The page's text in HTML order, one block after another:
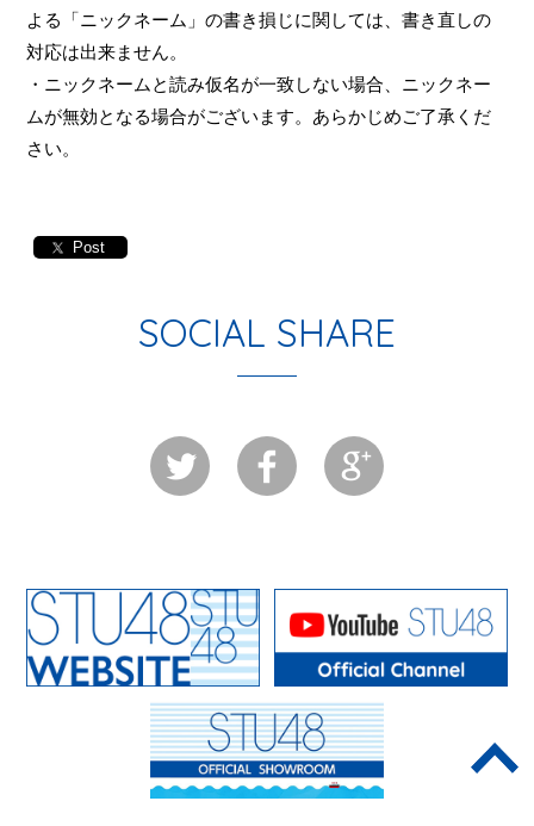
よる「ニックネーム」の書き損じに関しては、書き直しの
対応は出来ません。
・ニックネームと読み仮名が一致しない場合、ニックネー
ムが無効となる場合がございます。あらかじめご了承くだ
さい。
Post
SOCIAL SHARE